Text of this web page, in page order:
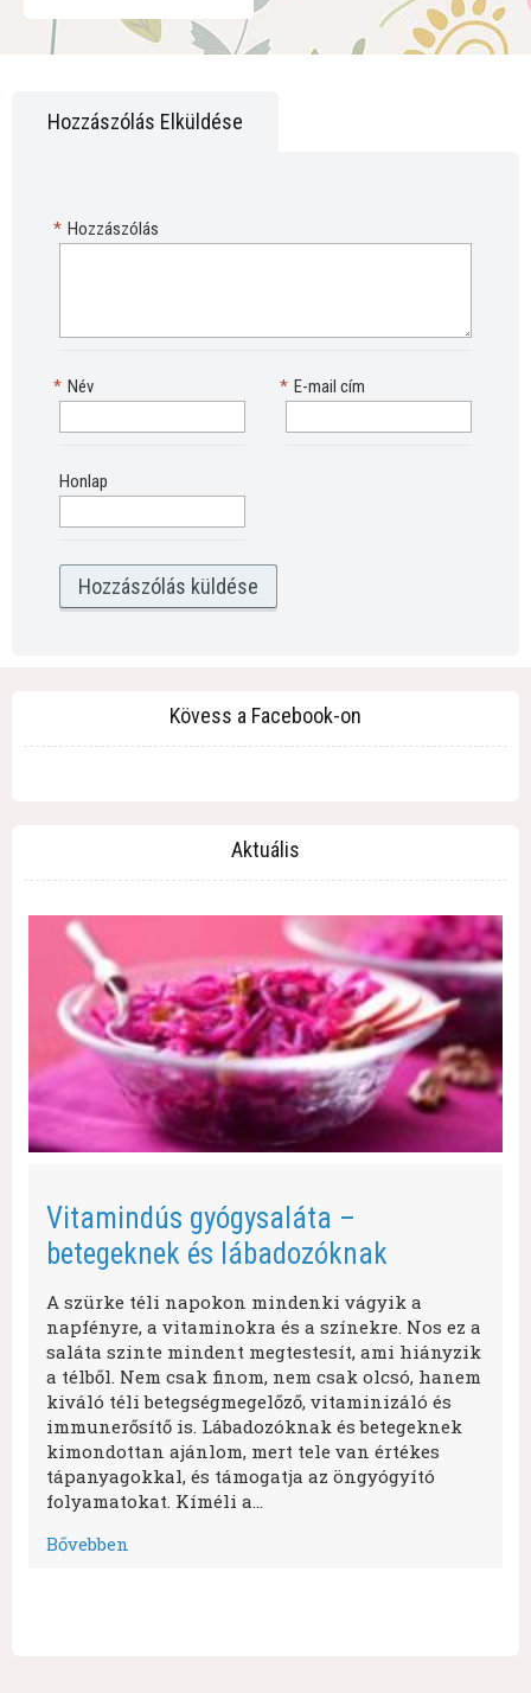
Hozzászólás Elküldése
Hozzászólás
*
Név
* E-mail cím
*
Honlap
Kövess a Facebook-on
Aktuális
Vitamindús gyógysaláta –
betegeknek és lábadozóknak
A szürke téli napokon mindenki vágyik a
napfényre, a vitaminokra és a színekre. Nos ez a
saláta szinte mindent megtestesít, ami hiányzik
a télből. Nem csak finom, nem csak olcsó, hanem
kiváló téli betegségmegelőző, vitaminizáló és
immunerősítő is. Lábadozóknak és betegeknek
kimondottan ajánlom, mert tele van értékes
tápanyagokkal, és támogatja az öngyógyító
folyamatokat. Kíméli a…
Bővebben